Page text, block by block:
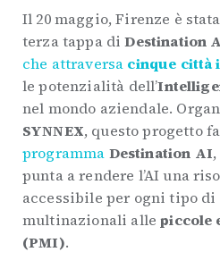
Il 20 maggio, Firenze è
terza tappa diDestination
che attraversa cinque città
le potenzialità dell’
nel mondo aziendale.
SYNNEX, questo progetto
programma Destination AI
punta a rendere l’AI una
accessibile per ogni tipo
multinazionali allepiccole
(PMI).